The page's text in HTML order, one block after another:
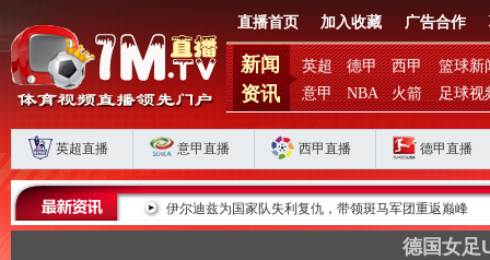
直播首页 加入收藏 广告合作
新闻
资讯
英超 德甲 西甲
篮球新
意甲
NBA 火箭 足球视
英超直播 意甲直播 西甲直播 德甲直播
扣分时代生存 伊尔迪兹为国家队失利复仇，带领斑马军团重返巅峰
德国女足